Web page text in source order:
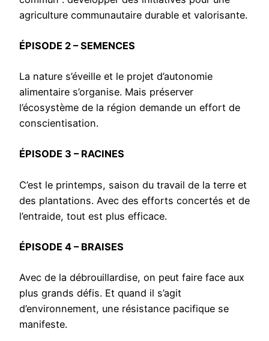
agriculture communautaire durable et valorisante.
ÉPISODE 2 – SEMENCES
La nature s’éveille et le projet d’autonomie
alimentaire s’organise. Mais préserver
l’écosystème de la région demande un effort de
conscientisation.
ÉPISODE 3 – RACINES
C’est le printemps, saison du travail de la terre et
des plantations. Avec des efforts concertés et de
l’entraide, tout est plus efficace.
ÉPISODE 4 – BRAISES
Avec de la débrouillardise, on peut faire face aux
plus grands défis. Et quand il s’agit
d’environnement, une résistance pacifique se
manifeste.